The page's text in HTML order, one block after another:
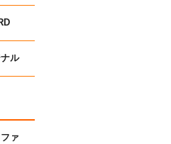
ル
ァ